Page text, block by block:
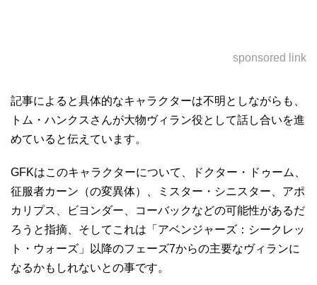
sponsored link
記事によると具体的なキャラクターは不明としながらも、
トム・ハンクスさんが大物ヴィラン役として話し合いを進
めていると伝えています。
GFKはこのキャラクターについて、ドクター・ドゥーム、
征服者カーン（の変異体）、ミスター・シニスター、アポ
カリプス、ビヨンダー、コーバックなどの可能性があるだ
ろうと指摘、そしてこれは「アベンジャーズ：シークレッ
ト・ウォーズ」以降のフェーズ7からの主要なヴィランに
なるかもしれないとの事です。